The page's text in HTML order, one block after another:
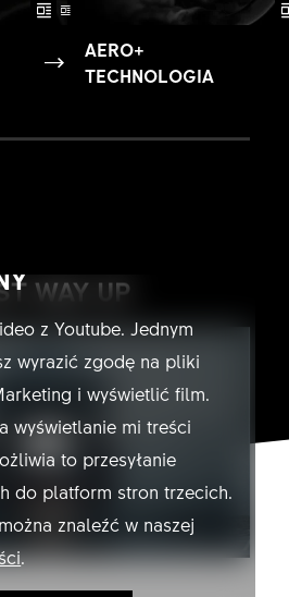
AERO+
TECHNOLOGIA
z Youtube. Jednym
wyrazić zgodę na pliki
i wyświetlić film.
wyświetlanie mi treści
to przesyłanie
do platform stron trzecich.
znaleźć w naszej
.
WAY UP